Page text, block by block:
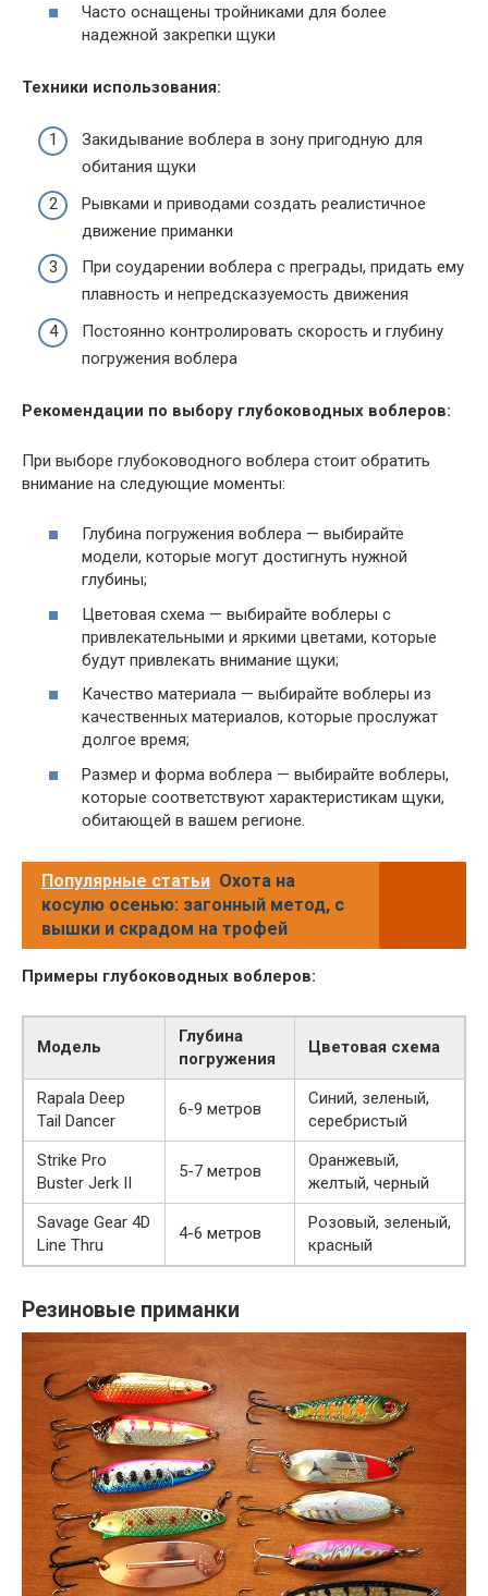
Часто оснащены тройниками для более
надежной закрепки щуки
Техники использования:
Закидывание воблера в зону пригодную для
обитания щуки
Рывками и приводами создать реалистичное
движение приманки
При соударении воблера с преграды, придать ему
плавность и непредсказуемость движения
Постоянно контролировать скорость и глубину
погружения воблера
Рекомендации по выбору глубоководных воблеров:
При выборе глубоководного воблера стоит обратить
внимание на следующие моменты:
Глубина погружения воблера — выбирайте
модели, которые могут достигнуть нужной
глубины;
Цветовая схема — выбирайте воблеры с
привлекательными и яркими цветами, которые
будут привлекать внимание щуки;
Качество материала — выбирайте воблеры из
качественных материалов, которые прослужат
долгое время;
Размер и форма воблера — выбирайте воблеры,
которые соответствуют характеристикам щуки,
обитающей в вашем регионе.
Популярные статьи Охота на
косулю осенью: загонный метод, с
вышки и скрадом на трофей
Примеры глубоководных воблеров:
Модель
Глубина
погружения
Цветовая схема
Rapala Deep
Tail Dancer
6-9 метров
Синий, зеленый,
серебристый
Strike Pro
Buster Jerk II
5-7 метров
Оранжевый,
желтый, черный
Savage Gear 4D
Line Thru
4-6 метров
Розовый, зеленый,
красный
Резиновые приманки